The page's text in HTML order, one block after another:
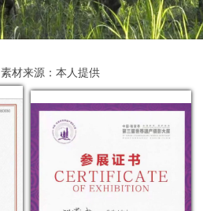
素材来源：本人提供